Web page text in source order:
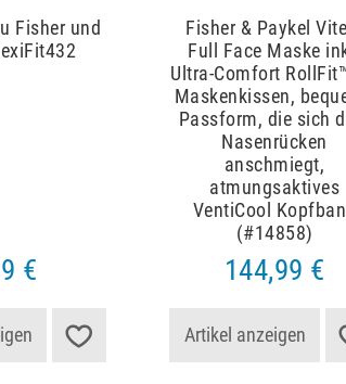
Fisher und
€
Fisher & Paykel
Full Face Maske
Ultra-Comfort
Maskenkissen,
Passform, die sich
Nasenrücken
anschmiegt,
atmungsaktives
VentiCool
(#14858)
144,99 €
Artikel anzeigen